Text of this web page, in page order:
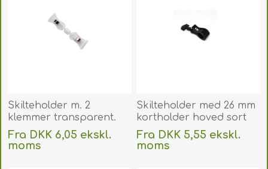
Skilteholder m. 2
klemmer transparent.
60270213
Fra DKK 6,05 ekskl.
moms
Skilteholder med 26 mm
kortholder hoved sort
med stor klemme /
Prisskilteholder sort 26
Fra DKK 5,55 ekskl.
moms